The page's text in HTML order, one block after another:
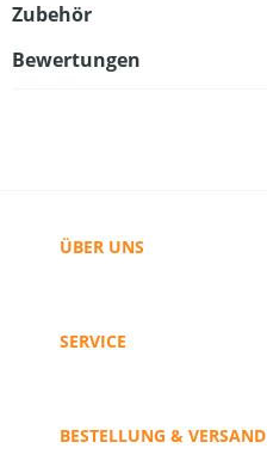
Zubehör
Bewertungen
ÜBER UNS
SERVICE
BESTELLUNG & VERSAND